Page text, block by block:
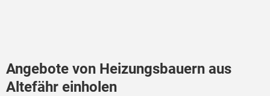
Angebote von Heizungsbauern aus
Altefähr einholen